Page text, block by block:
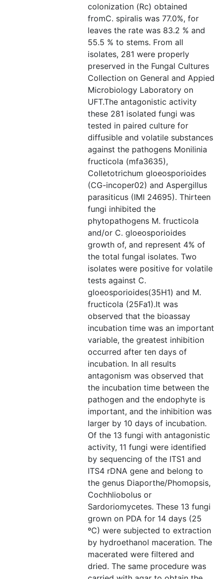
colonization (Rc) obtained
fromC. spiralis was 77.0%, for
leaves the rate was 83.2 % and
55.5 % to stems. From all
isolates, 281 were properly
preserved in the Fungal Cultures
Collection on General and Appied
Microbiology Laboratory on
UFT.The antagonistic activity
these 281 isolated fungi was
tested in paired culture for
diffusible and volatile substances
against the pathogens Monilinia
fructicola (mfa3635),
Colletotrichum gloeosporioides
(CG-incoper02) and Aspergillus
parasiticus (IMI 24695). Thirteen
fungi inhibited the
phytopathogens M. fructicola
and/or C. gloeosporioides
growth of, and represent 4% of
the total fungal isolates. Two
isolates were positive for volatile
tests against C.
gloeosporioides(35H1) and M.
fructicola (25Fa1).It was
observed that the bioassay
incubation time was an important
variable, the greatest inhibition
occurred after ten days of
incubation. In all results
antagonism was observed that
the incubation time between the
pathogen and the endophyte is
important, and the inhibition was
larger by 10 days of incubation.
Of the 13 fungi with antagonistic
activity, 11 fungi were identified
by sequencing of the ITS1 and
ITS4 rDNA gene and belong to
the genus Diaporthe/Phomopsis,
Cochhliobolus or
Sardoriomycetes. These 13 fungi
grown on PDA for 14 days (25
ºC) were subjected to extraction
by hydroethanol maceration. The
macerated were filtered and
dried. The same procedure was